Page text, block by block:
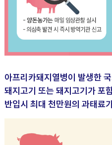
아프리카돼지열병이 발생한
돼지고기 또는 돼지고기가 포
반입시 최대 천만원의 과태료